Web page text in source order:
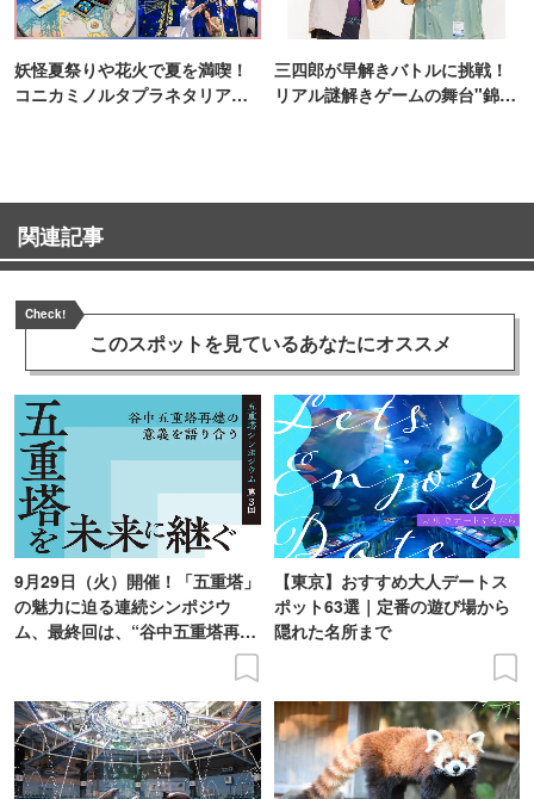
妖怪夏祭りや花火で夏を満喫！
コニカミノルタプラネタリア
三四郎が早解きバトルに挑戦！
リアル謎解きゲームの舞台"錦糸
関連記事
Check!
このスポットを見ているあなたにオススメ
9月29日（火）開催！「五重塔」
の魅力に迫る連続シンポジウ
ム、最終回は、“谷中五重塔再建
【東京】おすすめ大人デートス
ポット63選｜定番の遊び場から
隠れた名所まで